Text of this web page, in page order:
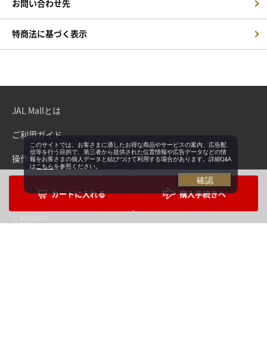
購入手続きへ
お問い合わせ先
特商法に基づく表示
JAL Mallとは
ご利用ガイド
操作ガイド
このサイトでは、お客さまに適したお得な商品やサービスの案内、広告配
信等を行う目的で、第三者から提供された位置情報や広告データなどの情
報をお客さまの個人データと結びつけて利用する場合があります。詳細Q&A
は こちらを参照ください。
確認